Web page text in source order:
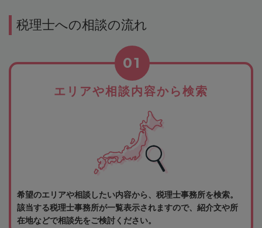
税理士への相談の流れ
エリアや相談内容から検索
01
希望のエリアや相談したい内容から、税理士事務所を検索。
該当する税理士事務所が一覧表示されますので、紹介文や所
在地などで相談先をご検討ください。